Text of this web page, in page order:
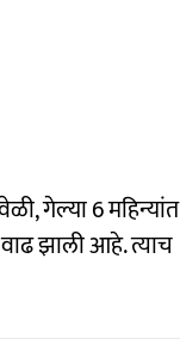
गेल्या 6 महिन्यांत
झाली आहे. त्याच